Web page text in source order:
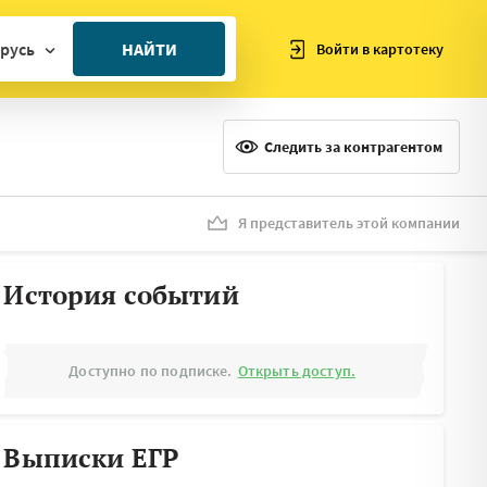
НАЙТИ Войти в картотеку
Следить за контрагентом
Я представитель этой компании
История событий
Доступно по подписке. Открыть доступ.
Выписки ЕГР